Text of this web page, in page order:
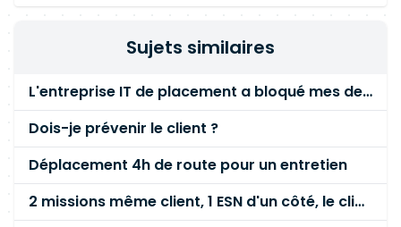
Sujets similaires
L'entreprise IT de placement a bloqué mes deux dernières factures sans raison
Dois-je prévenir le client ?
Déplacement 4h de route pour un entretien
2 missions même client, 1 ESN d'un côté, le client final de l'autre